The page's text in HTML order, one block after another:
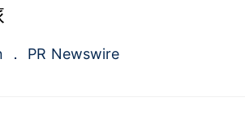
PR Newswire